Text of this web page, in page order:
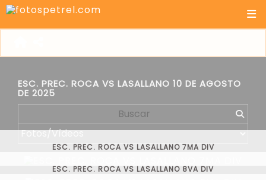
ESC. PREC. ROCA VS LASALLANO 10 DE AGOSTO
DE 2025
ESC. PREC. ROCA VS LASALLANO 7MA DIV
ESC. PREC. ROCA VS LASALLANO 8VA DIV